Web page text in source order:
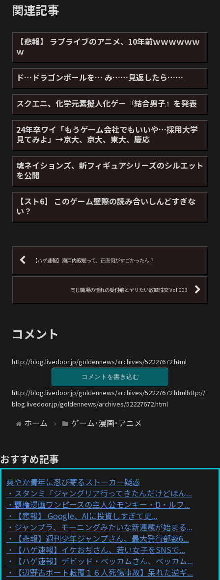
関連記事
【悲報】 ラブライブのアニメ、10年前ｗｗｗｗｗｗ
ｗ
ド…ドラゴンボールを… み……見返したら……
スクエニ、化学元素擬人化ゲー『結合男子』を発表
24年卒ワイ「もうゲーム会社でもいいや…採用大学
見てみよ」→京大、京大、東大、慶応
魂ネイションズ、新フィギュアシリーズのシルエット
を公開
【スト6】 このゲーム壁際の読み合いしんどすぎな
い？
【ハゲ速報】瀬戸内寂聴って、正直何がすごかったん？
同じ職場の憧れの受付嬢とヤリたい放題性交 Vol.003
コメント
http://blog.livedoor.jp/goldennews/archives/52227672.html
コメントを書き込む
http://blog.livedoor.jp/goldennews/archives/52227672.htmlhttp://
blog.livedoor.jp/goldennews/archives/52227672.html
ホーム ゲーム･漫画･アニメ
おすすめ記事
爽やか青年に忍び寄るストーカー疑惑
スタンミ「ジャングリア行ってきたんだけどほん...
覇権漫画ワンピースの主人公モンキー・D・ルフ...
【悲報】 Google、AIに投資しすぎて史...
ジャンプラ、モーニングみたいな新連載が始まる...
【悲報】週刊少年ジャンプさん、最大発行部数6...
【ハゲ速報】イケおぢさん、若い女子をSNSで...
【ハゲ速報】デビッド・ベッカムさん、ベッカム...
【辺野古ボート転覆１６人死傷事故】呆れた逆ギ...